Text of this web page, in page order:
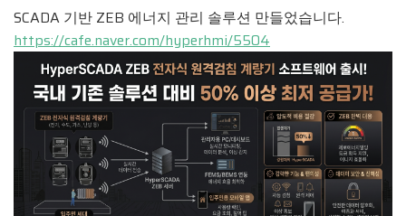
SCADA 기반 ZEB 에너지 관리 솔루션 만들었습니다.
https://cafe.naver.com/hyperhmi/5504